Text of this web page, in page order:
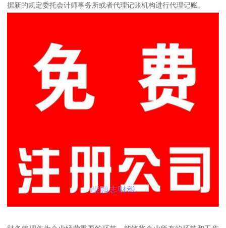
据新的规定委托会计师事务所或者代理记账机构进行代理记账。